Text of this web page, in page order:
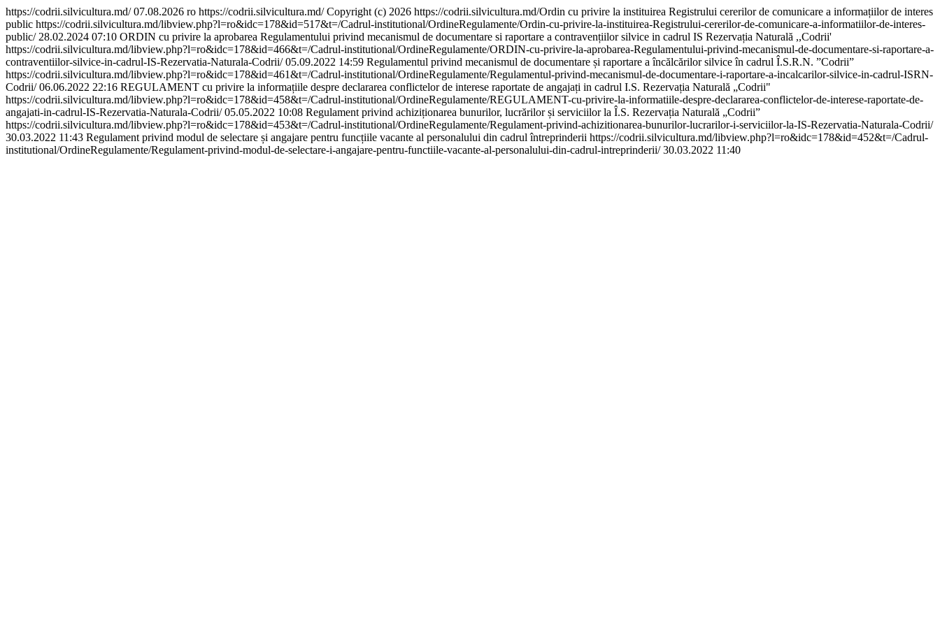
https://codrii.silvicultura.md/07.08.2026 ro https://codrii.silvicultura.md/ Copyright (c) 2026 https://codrii.silvicultura.md/Ordin cu privire la instituirea Registrului cererilor de comunicare a informațiilor de interes
public https://codrii.silvicultura.md/libview.php?l=ro&idc=178&id=517&t=/Cadrul-institutional/OrdineRegulamente/Ordin-cu-privire-la-instituirea-Registrului-cererilor-de-comunicare-a-informatiilor-de-interes-
public/ 28.02.2024 07:10 ORDIN cu privire la aprobarea Regulamentului privind mecanismul de documentare si raportare a contravențiilor silvice in cadrul IS Rezervația Naturală ,,Codrii'
https://codrii.silvicultura.md/libview.php?l=ro&idc=178&id=466&t=/Cadrul-institutional/OrdineRegulamente/ORDIN-cu-privire-la-aprobarea-Regulamentului-privind-mecanismul-de-documentare-si-raportare-a-
contraventiilor-silvice-in-cadrul-IS-Rezervatia-Naturala-Codrii/05.09.2022 14:59 Regulamentul privind mecanismul de documentare și raportare a încălcărilor silvice în cadrul Î.S.R.N. ”Codrii”
https://codrii.silvicultura.md/libview.php?l=ro&idc=178&id=461&t=/Cadrul-institutional/OrdineRegulamente/Regulamentul-privind-mecanismul-de-documentare-i-raportare-a-incalcarilor-silvice-in-cadrul-ISRN-
Codrii/06.06.2022 22:16 REGULAMENT cu privire la informațiile despre declararea conflictelor de interese raportate de angajați in cadrul I.S. Rezervația Naturală „Codrii"
https://codrii.silvicultura.md/libview.php?l=ro&idc=178&id=458&t=/Cadrul-institutional/OrdineRegulamente/REGULAMENT-cu-privire-la-informatiile-despre-declararea-conflictelor-de-interese-raportate-de-
angajati-in-cadrul-IS-Rezervatia-Naturala-Codrii/05.05.2022 10:08 Regulament privind achiziționarea bunurilor, lucrărilor și serviciilor la Î.S. Rezervația Naturală „Codrii”
https://codrii.silvicultura.md/libview.php?l=ro&idc=178&id=453&t=/Cadrul-institutional/OrdineRegulamente/Regulament-privind-achizitionarea-bunurilor-lucrarilor-i-serviciilor-la-IS-Rezervatia-Naturala-Codrii/
30.03.2022 11:43 Regulament privind modul de selectare și angajare pentru funcțiile vacante al personalului din cadrul întreprinderii https://codrii.silvicultura.md/libview.php?l=ro&idc=178&id=452&t=/Cadrul-
institutional/OrdineRegulamente/Regulament-privind-modul-de-selectare-i-angajare-pentru-functiile-vacante-al-personalului-din-cadrul-intreprinderii/30.03.2022 11:40